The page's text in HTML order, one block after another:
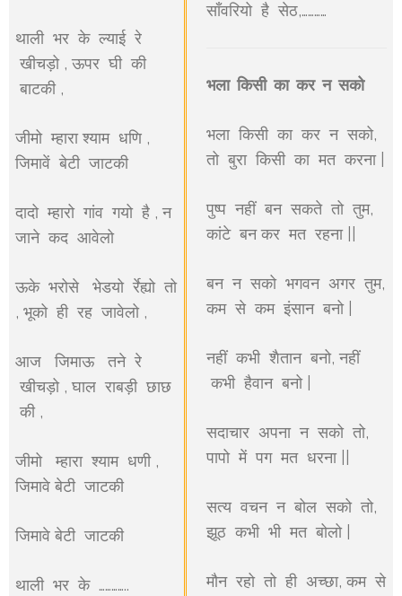
थाली भर के ल्याई रे
खीचड़ो , ऊपर घी की
बाटकी ,
जीमो म्हारा श्याम धणि ,
जिमावें बेटी जाटकी
दादो म्हारो गांव गयो है , न
जाने कद आवेलो
ऊके भरोसे भेडयो र्रेह्यो तो
, भूको ही रह जावेलो ,
आज जिमाऊ तने रे
खीचड़ो , घाल राबड़ी छाछ
की ,
जीमो म्हारा श्याम धणी ,
जिमावे बेटी जाटकी
जिमावे बेटी जाटकी
थाली भर के …………..
साँवरियो है सेठ,…………
भला किसी का कर न सको
भला किसी का कर न सको,
तो बुरा किसी का मत करना |
पुष्प नहीं बन सकते तो तुम,
कांटे बन कर मत रहना ||
बन न सको भगवन अगर तुम,
कम से कम इंसान बनो |
नहीं कभी शैतान बनो, नहीं
कभी हैवान बनो |
सदाचार अपना न सको तो,
पापो में पग मत धरना ||
सत्य वचन न बोल सको तो,
झूठ कभी भी मत बोलो |
मौन रहो तो ही अच्छा, कम से